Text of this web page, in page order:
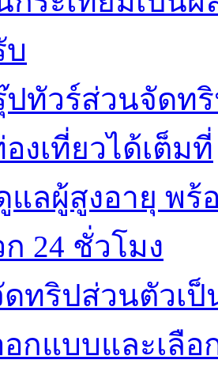
บ
ปทัวร์ส่วนจัดท
งเที่ยวได้เต็มที่
แลผู้สูงอายุ พร้
24 ชั่วโมง
ดทริปส่วนตัวเ
กแบบและเลือ